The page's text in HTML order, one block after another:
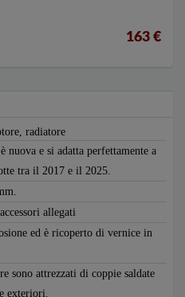
163 €
radiatore
nuova e si adatta perfettamente a
tra il 2017 e il 2025.
allegati
ed è ricoperto di vernice in
sono attrezzati di coppie saldate
exteriori.